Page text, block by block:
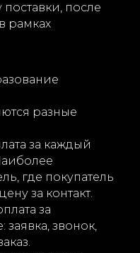
после
рамках
разные
за каждый
где покупатель
за контакт.
за
звонок,